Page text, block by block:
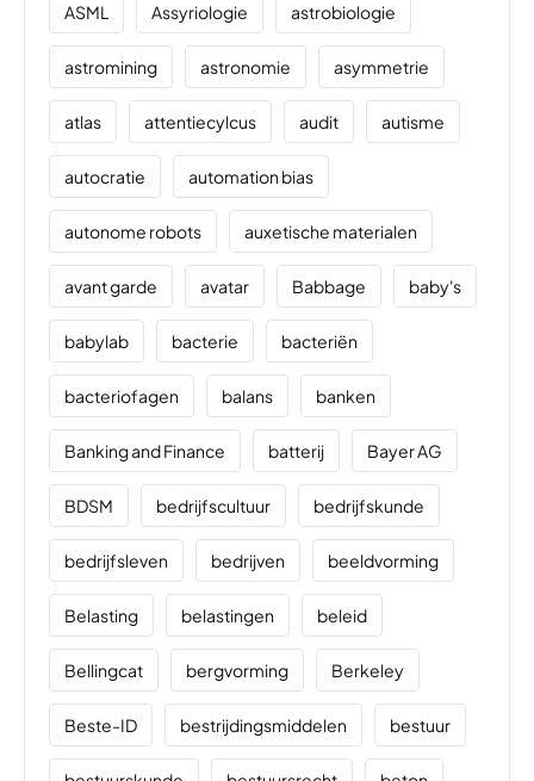
ASML Assyriologie astrobiologie
astromining astronomie asymmetrie
atlas attentiecylcus audit autisme
autocratie automation bias
autonome robots auxetische materialen
avant garde avatar Babbage baby's
babylab bacterie bacteriën
bacteriofagen balans banken
Banking and Finance batterij Bayer AG
BDSM bedrijfscultuur bedrijfskunde
bedrijfsleven bedrijven beeldvorming
Belasting belastingen beleid
Bellingcat bergvorming Berkeley
Beste-ID bestrijdingsmiddelen bestuur